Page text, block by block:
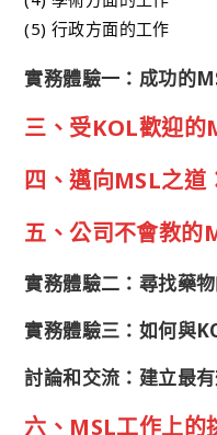
(5) 行政方面的工作
實務體驗一：成功的
三、受KOL歡迎的
四、邁向MSL之道
五、公司不會教的
實務體驗二：尋找藥
實務體驗三：如何與
討論和交流：建立最
六、MSL工作上的